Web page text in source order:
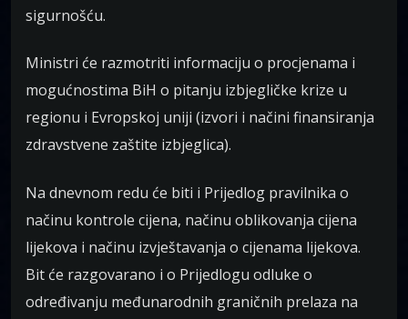
sigurnošću.
Ministri će razmotriti informaciju o procjenama i
mogućnostima BiH o pitanju izbjegličke krize u
regionu i Evropskoj uniji (izvori i načini finansiranja
zdravstvene zaštite izbjeglica).
Na dnevnom redu će biti i Prijedlog pravilnika o
načinu kontrole cijena, načinu oblikovanja cijena
lijekova i načinu izvještavanja o cijenama lijekova.
Bit će razgovarano i o Prijedlogu odluke o
određivanju međunarodnih graničnih prelaza na